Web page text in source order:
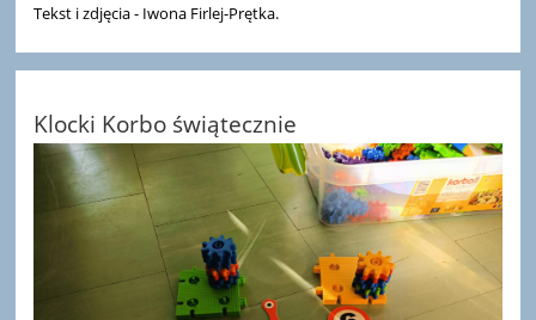
Tekst i zdjęcia - Iwona Firlej-Prętka.
Klocki Korbo świątecznie